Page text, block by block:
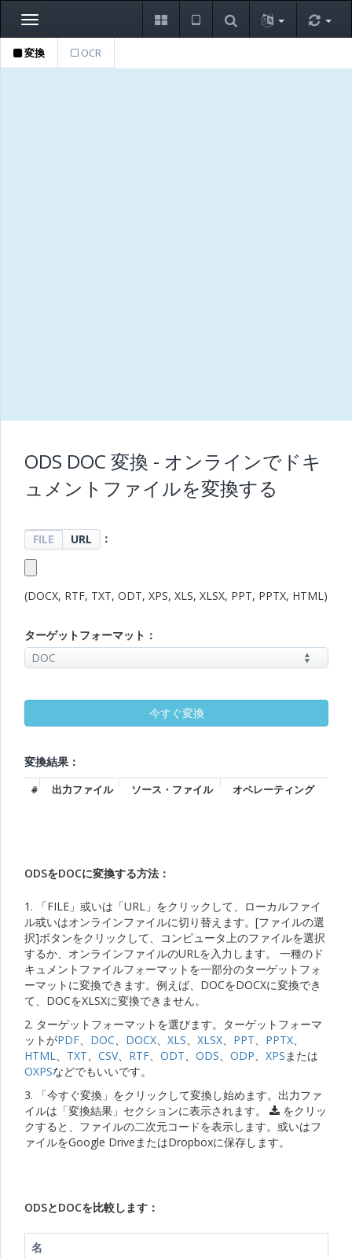
Toggle
navigation
変換 OCR
ODS DOC 変換 - オンラインでドキ
ュメントファイルを変換する
FILE URL ：
(DOCX, RTF, TXT, ODT, XPS, XLS, XLSX, PPT, PPTX, HTML)
ターゲットフォーマット：
変換結果：
# 出力ファイル ソース・ファイル オペレーティング
ODSをDOCに変換する方法：
1. 「FILE」或いは「URL」をクリックして、ローカルファイ
ル或いはオンラインファイルに切り替えます。[ファイルの選
択]ボタンをクリックして、コンピュータ上のファイルを選択
するか、オンラインファイルのURLを入力します。 一種のド
キュメントファイルフォーマットを一部分のターゲットフォ
ーマットに変換できます。例えば、DOCをDOCXに変換でき
て、DOCをXLSXに変換できません。
2. ターゲットフォーマットを選びます。ターゲットフォーマ
ットがPDF、 DOC、 DOCX、 XLS、 XLSX、 PPT、 PPTX、
HTML、 TXT、 CSV、 RTF、 ODT、 ODS、 ODP、 XPSまたは
OXPSなどでもいいです。
3. 「今すぐ変換」をクリックして変換し始めます。出力ファ
イルは「変換結果」セクションに表示されます。
をクリッ
クすると、ファイルの二次元コードを表示します。或いはフ
ァイルをGoogle DriveまたはDropboxに保存します。
ODSとDOCを比較します：
名